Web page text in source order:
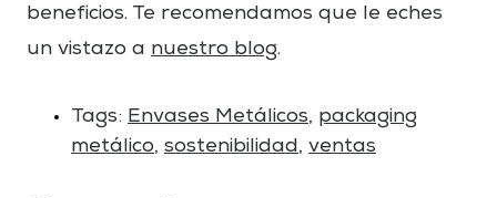
beneficios. Te recomendamos que le eches
un vistazo a nuestro blog.
Tags: Envases Metálicos, packaging
metálico, sostenibilidad, ventas